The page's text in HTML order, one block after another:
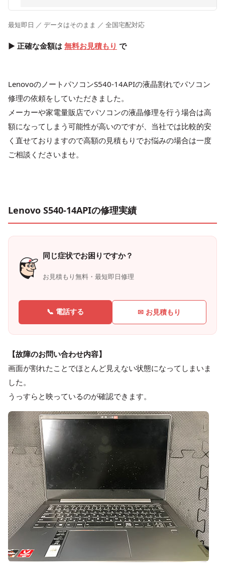
最短即日 ／ データはそのまま ／ 全国宅配対応
▶ 正確な金額は 無料お見積もり で
LenovoのノートパソコンS540-14APIの液晶割れでパソコン
修理の依頼をしていただきました。
メーカーや家電量販店でパソコンの液晶修理を行う場合は高
額になってしまう可能性が高いのですが、当社では比較的安
く直せておりますので高額の見積もりでお悩みの場合は一度
ご相談くださいませ。
Lenovo S540-14APIの修理実績
同じ症状でお困りですか？
お見積もり無料・最短即日修理
📞 電話する ✉ お見積もり
【故障のお問い合わせ内容】
画面が割れたことでほとんど見えない状態になってしまいま
した。
うっすらと映っているのが確認できます。